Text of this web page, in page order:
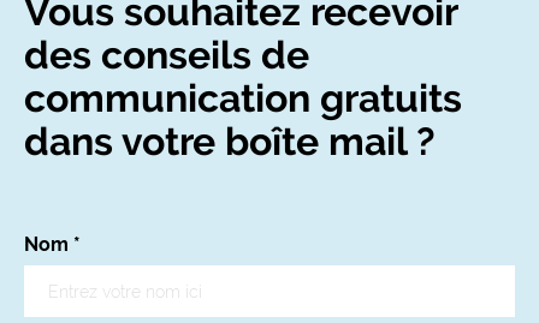
Vous souhaitez recevoir
des conseils de
communication gratuits
dans votre boîte mail ?
Nom *